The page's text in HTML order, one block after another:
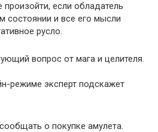
если обладатель
состоянии и все его мысли
русло.
вопрос от мага и целителя.
режиме эксперт подскажет
о покупке амулета.